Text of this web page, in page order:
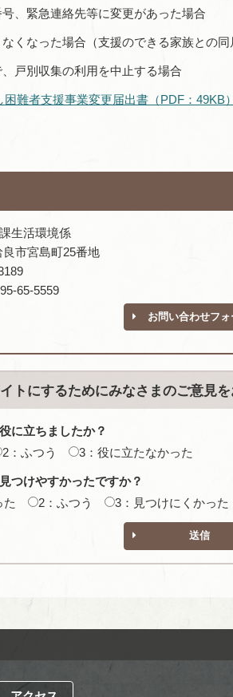
、緊急連絡先等に変更があった場合
くなった場合（支援のできる家族との
戸別収集の利用を中止する場合
難者支援事業変更届出書（PDF：49KB）
生活環境係
市宮島町25番地
65-5559
お問い合わせフォ
トにするためにみなさまのご意見
に立ちましたか？
2：ふつう 3：役に立たなかった
つけやすかったですか？
た
2：ふつう 3：見つけにくかった
送信